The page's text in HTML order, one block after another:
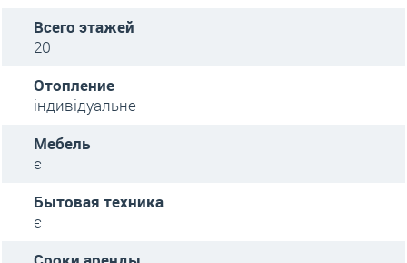
Всего этажей
20
Отопление
індивідуальне
Мебель
є
Бытовая техника
є